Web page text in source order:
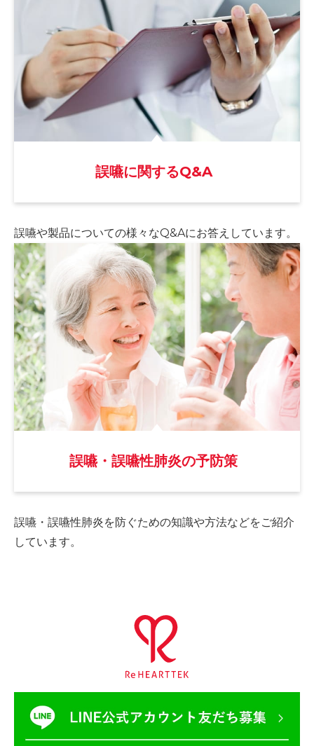
誤嚥に関するQ&A
誤嚥や製品についての様々なQ&Aにお答えしています。
誤嚥・誤嚥性肺炎の予防策
誤嚥・誤嚥性肺炎を防ぐための知識や方法などをご紹介
しています。